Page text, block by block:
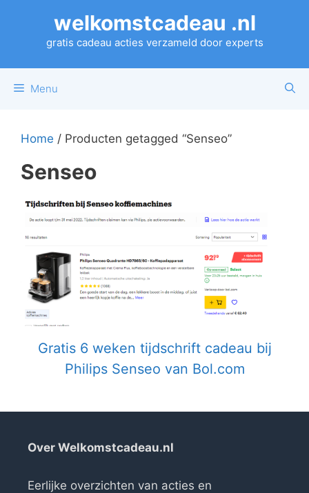
welkomstcadeau .nl
gratis cadeau acties verzameld door experts
Menu
Home / Producten getagged “Senseo”
Senseo
Gratis 6 weken tijdschrift cadeau bij
Philips Senseo van Bol.com
Over Welkomstcadeau.nl
Eerlijke overzichten van acties en